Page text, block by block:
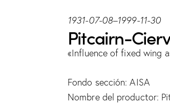
1931-07-08–1999-11-30
Pitcairn-
«Influence of fixed wing
Fondo sección: AISA
Nombre del productor: